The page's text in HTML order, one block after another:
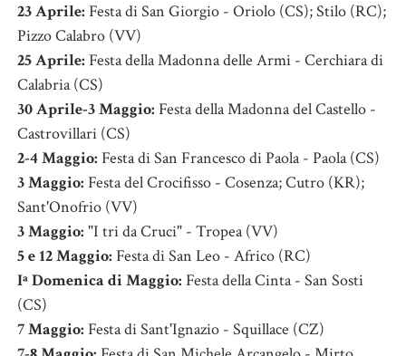
23 Aprile: Festa di San Giorgio - Oriolo (CS); Stilo (RC);
Pizzo Calabro (VV)
25 Aprile: Festa della Madonna delle Armi - Cerchiara di
Calabria (CS)
30 Aprile-3 Maggio: Festa della Madonna del Castello -
Castrovillari (CS)
2-4 Maggio: Festa di San Francesco di Paola - Paola (CS)
3 Maggio: Festa del Crocifisso - Cosenza; Cutro (KR);
Sant'Onofrio (VV)
3 Maggio: "I tri da Cruci" - Tropea (VV)
5 e 12 Maggio: Festa di San Leo - Africo (RC)
Iª Domenica di Maggio: Festa della Cinta - San Sosti
(CS)
7 Maggio: Festa di Sant'Ignazio - Squillace (CZ)